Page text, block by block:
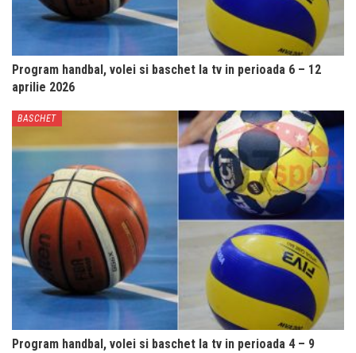
Program handbal, volei si baschet la tv in perioada 6 – 12
aprilie 2026
BASCHET
Program handbal, volei si baschet la tv in perioada 4 – 9